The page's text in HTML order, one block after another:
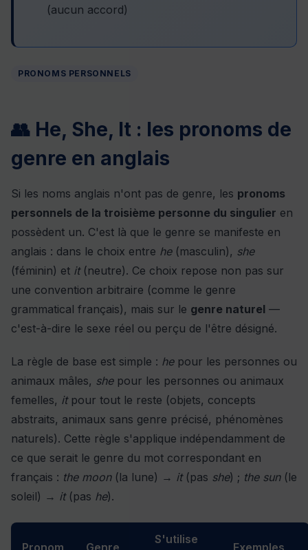
(aucun accord)
PRONOMS PERSONNELS
👥 He, She, It : les pronoms de
genre en anglais
Si les noms anglais n'ont pas de genre, les pronoms
personnels de la troisième personne du singulier en
possèdent un. C'est là que le genre se manifeste en
anglais : dans le choix entre he(masculin), she
(féminin) et it(neutre). Ce choix repose non pas sur
une convention arbitraire (comme le genre
grammatical français), mais sur le genre naturel —
c'est-à-dire le sexe réel ou perçu de l'être désigné.
La règle de base est simple : hepour les personnes ou
animaux mâles, shepour les personnes ou animaux
femelles, itpour tout le reste (objets, concepts
abstraits, animaux sans genre précisé, phénomènes
naturels). Cette règle s'applique indépendamment de
ce que serait le genre du mot correspondant en
français : the moon(la lune) → it(pas she) ; the sun(le
soleil) → it(pas he).
S'utilise